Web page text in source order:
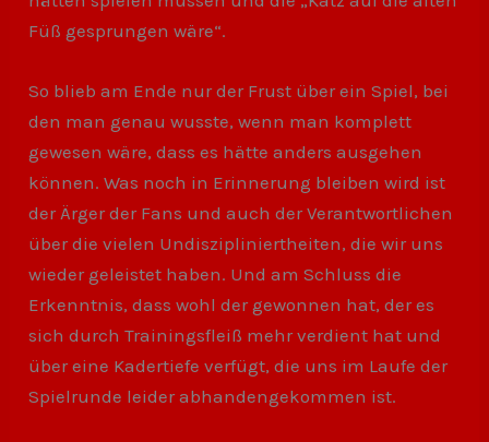
Füß gesprungen wäre“.
So blieb am Ende nur der Frust über ein Spiel, bei
den man genau wusste, wenn man komplett
gewesen wäre, dass es hätte anders ausgehen
können. Was noch in Erinnerung bleiben wird ist
der Ärger der Fans und auch der Verantwortlichen
über die vielen Undiszipliniertheiten, die wir uns
wieder geleistet haben. Und am Schluss die
Erkenntnis, dass wohl der gewonnen hat, der es
sich durch Trainingsfleiß mehr verdient hat und
über eine Kadertiefe verfügt, die uns im Laufe der
Spielrunde leider abhandengekommen ist.